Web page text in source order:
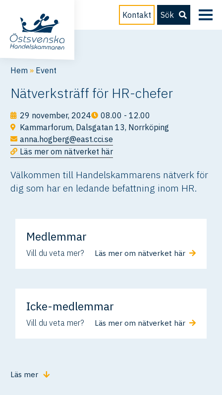
Kontakt Sök
Hem » Event
Nätverksträff för HR-chefer
29 november, 2024
08.00 - 12.00
Kammarforum, Dalsgatan 13, Norrköping
anna.hogberg@east.cci.se
Läs mer om nätverket här
Välkommen till Handelskammarens nätverk för
dig som har en ledande befattning inom HR.
Medlemmar
Vill du veta mer? Läs mer om nätverket här
Icke-medlemmar
Vill du veta mer? Läs mer om nätverket här
Läs mer